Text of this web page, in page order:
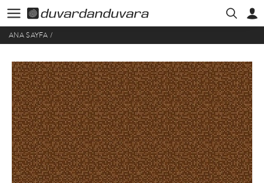
HESABIM ÜYE GIRIŞI
ANA SAYFA /
SAMUR GARDEN EXTRA 303 STANDART KONTRAT EV HALISI